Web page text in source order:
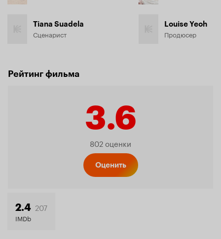
Tiana Suadela
Сценарист
Louise Yeoh
Продюсер
Рейтинг фильма
3.6
Рейтинг
802 оценки
Оценить
2.4 207
IMDb